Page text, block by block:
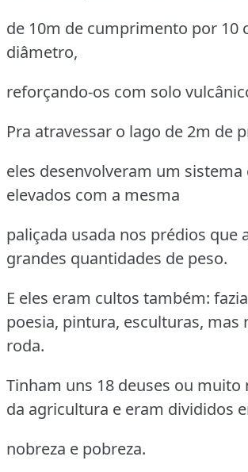
de 10m de cumprimento por 10
diâmetro,
reforçando-os com solo
Pra atravessar o lago de 2m de
eles desenvolveram um sistema
elevados com a mesma
paliçada usada nos prédios que
grandes quantidades de peso.
E eles eram cultos também:
poesia, pintura, esculturas, mas
roda.
Tinham uns 18 deuses ou muito
da agricultura e eram divididos
nobreza e pobreza.